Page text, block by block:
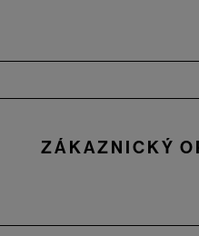
ZÁKAZNICKÝ